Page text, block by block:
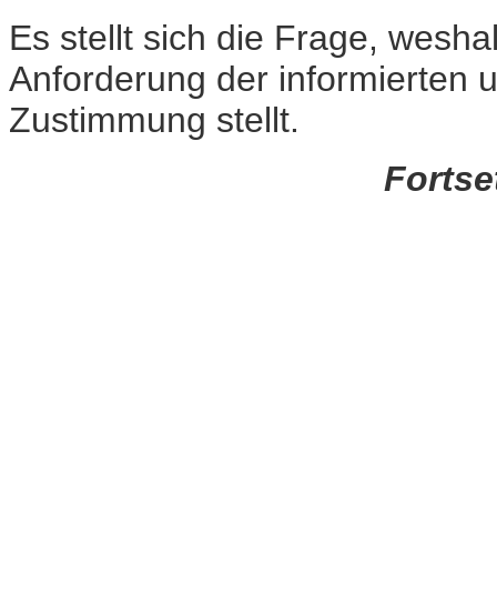
Es stellt sich die Frage,
Anforderung der informierten
Zustimmung stellt.